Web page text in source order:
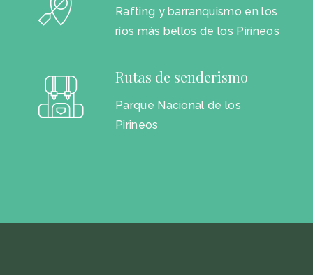
Rafting y barranquismo en los
ríos más bellos de los Pirineos
Rutas de senderismo
Parque Nacional de los
Pirineos